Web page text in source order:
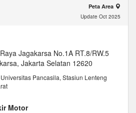
Peta Area
Update Oct 2025
Jagakarsa No.1A RT.8/RW.5
Jakarta Selatan 12620
Pancasila, Stasiun Lenteng
Motor